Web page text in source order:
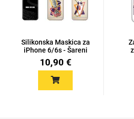
Silikonska Maskica za
iPhone 6/6s - Šareni
mot...
10,90 €